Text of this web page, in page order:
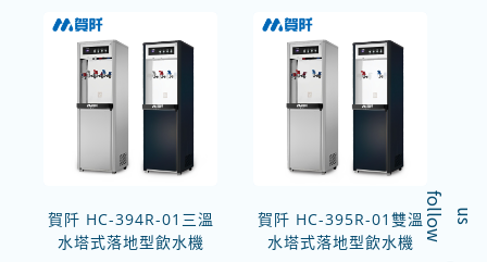
f
o l
l
o
w u
s
賀阡 HC-394R-01三溫
水塔式落地型飲水機
賀阡 HC-395R-01雙溫
水塔式落地型飲水機